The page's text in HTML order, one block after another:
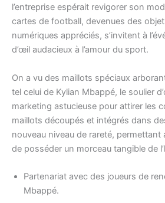
l’entreprise espérait revigorer son
cartes de football, devenues des
numériques appréciés, s’invitent à
d’œil audacieux à l’amour du sport.
On a vu des maillots spéciaux
tel celui de Kylian Mbappé, le soulier
marketing astucieuse pour attirer les
maillots découpés et intégrés dans
nouveau niveau de rareté, permettant
de posséder un morceau tangible de
Partenariat avec des joueurs de
Mbappé.